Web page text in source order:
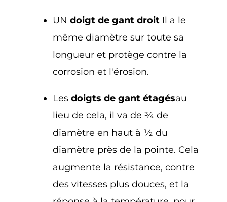
UN doigt de gant droit Il a le
même diamètre sur toute sa
longueur et protège contre la
corrosion et l'érosion.
Les doigts de gant étagésau
lieu de cela, il va de ¾ de
diamètre en haut à ½ du
diamètre près de la pointe. Cela
augmente la résistance, contre
des vitesses plus douces, et la